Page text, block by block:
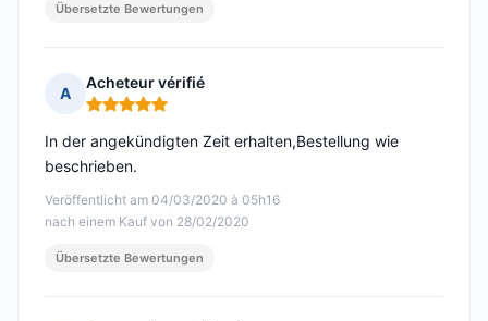
Übersetzte Bewertungen
A
Acheteur vérifié
Hinweis: 5 von 5
Veröffentlicht am 04/03/2020 à 05h16
nach einem Kauf von 28/02/2020
In der angekündigten Zeit erhalten,Bestellung wie
beschrieben.
Übersetzte Bewertungen